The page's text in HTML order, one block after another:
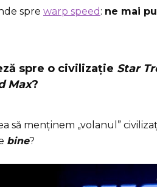
spre warp speed : ne mai
spre o civilizație Star
Max?
să menținem „volanul”
bine?